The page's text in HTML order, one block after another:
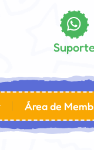
Suporte
Área de